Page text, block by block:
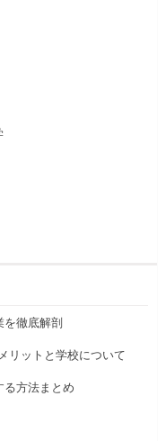
徹底解剖
リットと学校について
る方法まとめ